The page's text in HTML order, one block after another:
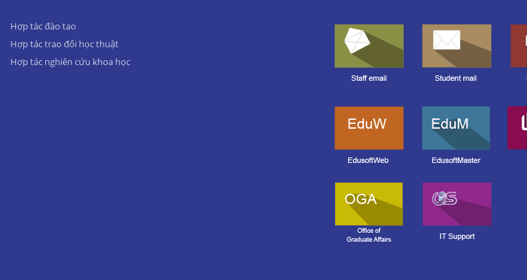
Hợp tác đào tạo
Hợp tác trao đổi học thuật
Hợp tác nghiên cứu khoa học